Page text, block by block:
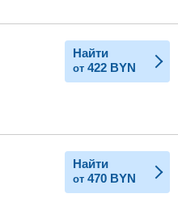
Найти
от 422 BYN
Найти
от 470 BYN